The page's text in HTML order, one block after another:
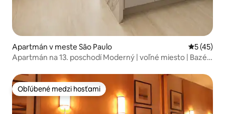
Apartmán v meste São Paulo
5 (45)
Apartmán na 13. poschodí Moderný | voľné miesto | Bazén
Obľúbené medzi hosťami
Obľúbené medzi hosťami